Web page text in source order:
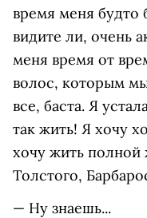
время меня будто
видите ли, очень
меня время от
волос, которым
все, баста. Я
так жить! Я хочу
хочу жить
Толстого,
— Ну знаешь...